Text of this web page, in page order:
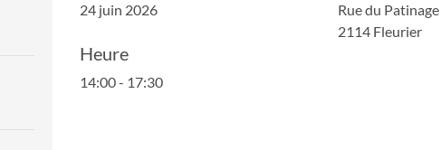
24 juin 2026
Heure
14:00 - 17:30
Rue du Patinage
2114 Fleurier